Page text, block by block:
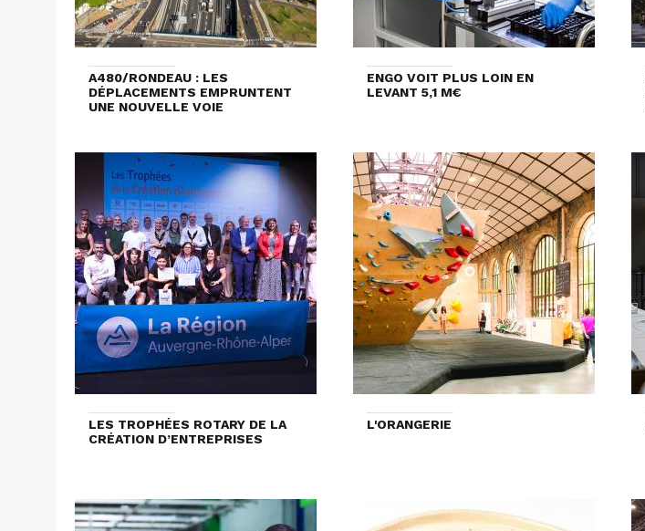
A480/RONDEAU : LES
DÉPLACEMENTS EMPRUNTENT
UNE NOUVELLE VOIE
ENGO VOIT PLUS LOIN EN
LEVANT 5,1 M€
LES TROPHÉES ROTARY DE LA
CRÉATION D’ENTREPRISES
L'ORANGERIE